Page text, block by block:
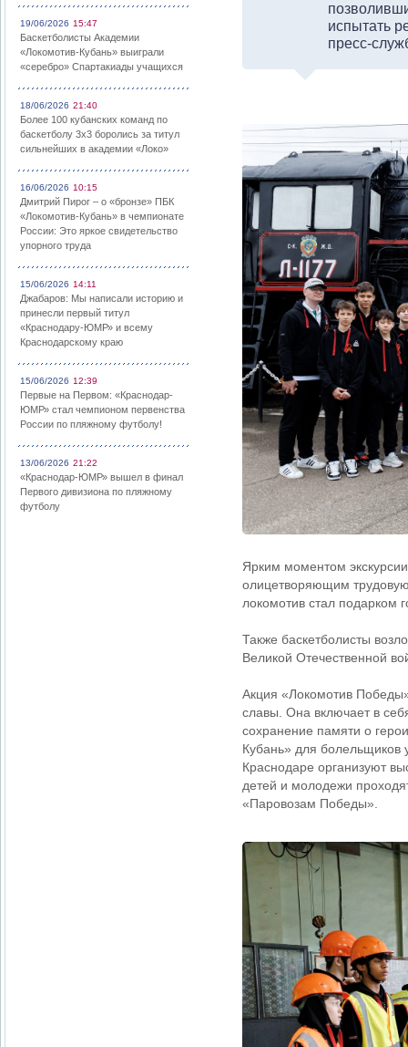
19/06/2026 15:47
Баскетболисты Академии
«Локомотив-Кубань» выиграли
«серебро» Спартакиады учащихся
18/06/2026 21:40
Более 100 кубанских команд по
баскетболу 3х3 боролись за титул
сильнейших в академии «Локо»
16/06/2026 10:15
Дмитрий Пирог – о «бронзе» ПБК
«Локомотив-Кубань» в чемпионате
России: Это яркое свидетельство
упорного труда
15/06/2026 14:11
Джабаров: Мы написали историю и
принесли первый титул
«Краснодару-ЮМР» и всему
Краснодарскому краю
15/06/2026 12:39
Первые на Первом: «Краснодар-
ЮМР» стал чемпионом первенства
России по пляжному футболу!
13/06/2026 21:22
«Краснодар-ЮМР» вышел в финал
Первого дивизиона по пляжному
футболу
испытать
пресс-
Ярким моментом
олицетворяющим
локомотив стал подарком
Также баскетболисты
Великой Отечественной
Акция «Локомотив
славы. Она включает в
сохранение памяти о
Кубань» для болельщиков
Краснодаре организуют
детей и молодежи
«Паровозам Победы».